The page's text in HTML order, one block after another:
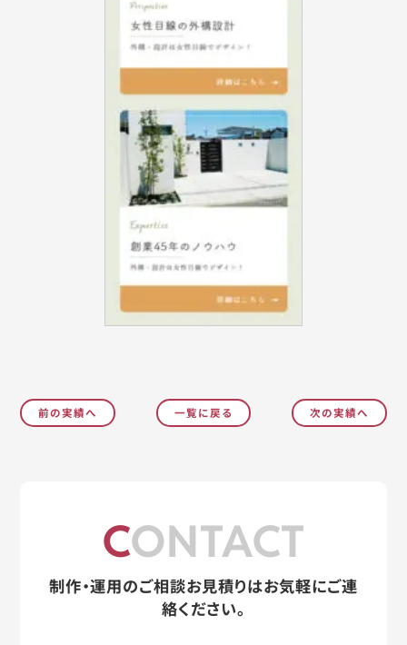
前の実績へ 一覧に戻る 次の実績へ
CONTACT
制作・運用のご相談お見積りはお気軽にご連
絡ください。